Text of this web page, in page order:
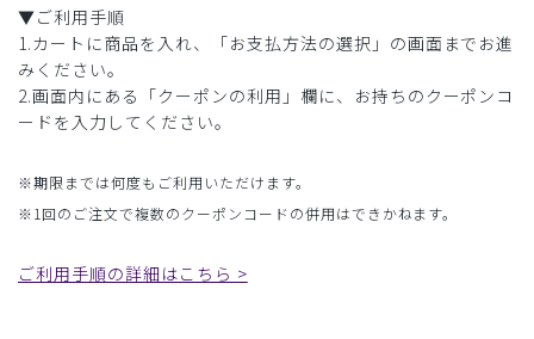
▼ご利用手順
1.カートに商品を入れ、「お支払方法の選択」の画面までお進
みください。
2.画面内にある「クーポンの利用」欄に、お持ちのクーポンコ
ードを入力してください。
※期限までは何度もご利用いただけます。
※1回のご注文で複数のクーポンコードの併用はできかねます。
ご利用手順の詳細はこちら >